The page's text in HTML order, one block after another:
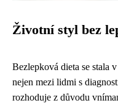
Životní styl bez
Bezlepková dieta se stala
nejen mezi lidmi s
rozhoduje z důvodu